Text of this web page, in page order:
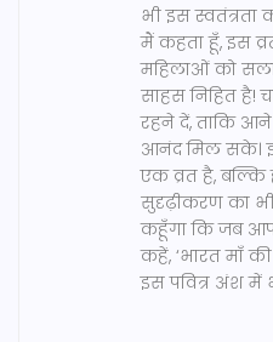
भी इस स्वतंत्रता
मैं कहता हूँ, इस
महिलाओं को
साहस निहित है!
रहने दें, ताकि आने
आनंद मिल सके।
एक व्रत है, बल्कि
सुदृढ़ीकरण का
कहूँगा कि जब आप
कहें, ‘भारत माँ
इस पवित्र अंश में